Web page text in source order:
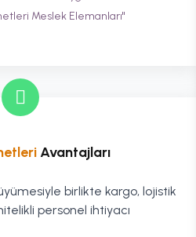
Meslek Elemanları"
Avantajları
birlikte kargo, lojistik
personel ihtiyacı